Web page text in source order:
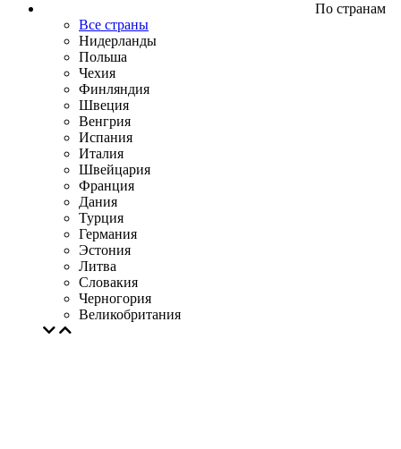
По странам
Все страны
Нидерланды
Польша
Чехия
Финляндия
Швеция
Венгрия
Испания
Италия
Швейцария
Франция
Дания
Турция
Германия
Эстония
Литва
Словакия
Черногория
Великобритания